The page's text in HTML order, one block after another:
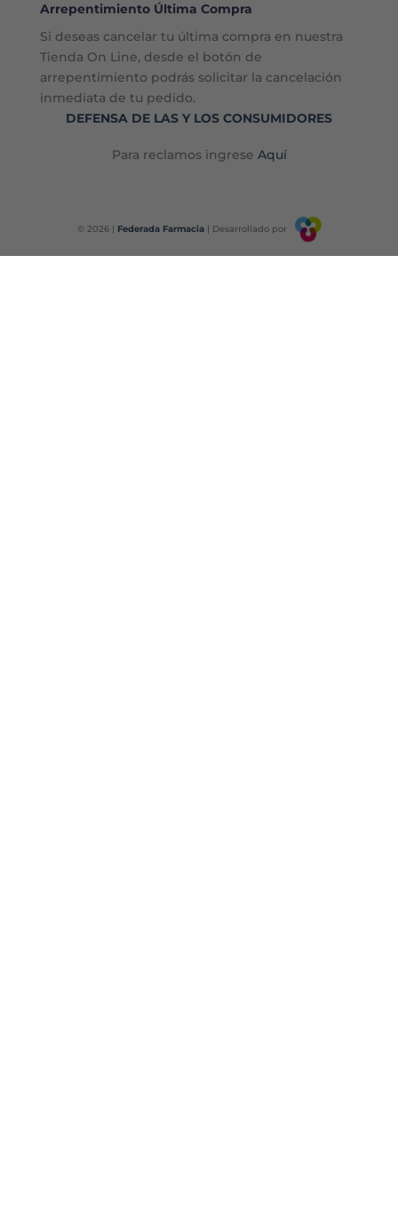
Arrepentimiento Última Compra
Si deseas cancelar tu última compra en nuestra
Tienda On Line, desde el botón de
arrepentimiento podrás solicitar la cancelación
inmediata de tu pedido.
DEFENSA DE LAS Y LOS CONSUMIDORES
Para reclamos ingrese Aquí
© 2026 | Federada Farmacia| Desarrollado por